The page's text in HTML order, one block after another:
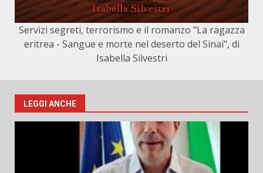
Servizi segreti, terrorismo e il romanzo "La ragazza
eritrea - Sangue e morte nel deserto del Sinai", di
Isabella Silvestri
LEGGI ANCHE